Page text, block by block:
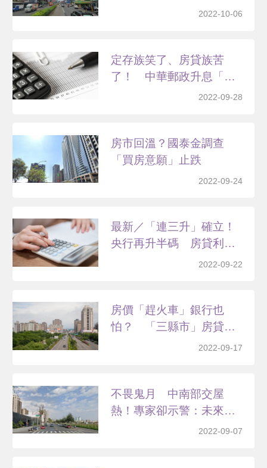
2022-10-06
定存族笑了、房貸族苦
了！ 中華郵政升息「青
2022-09-28
房市回溫？國泰金調查
「買房意願」止跌
2022-09-24
最新／「連三升」確立！
央行再升半碼 房貸利率
2022-09-22
房價「趕火車」銀行也
怕？ 「三縣市」房貸成
2022-09-17
不畏鬼月 中南部交屋
熱！專家卻示警：未來不
2022-09-07